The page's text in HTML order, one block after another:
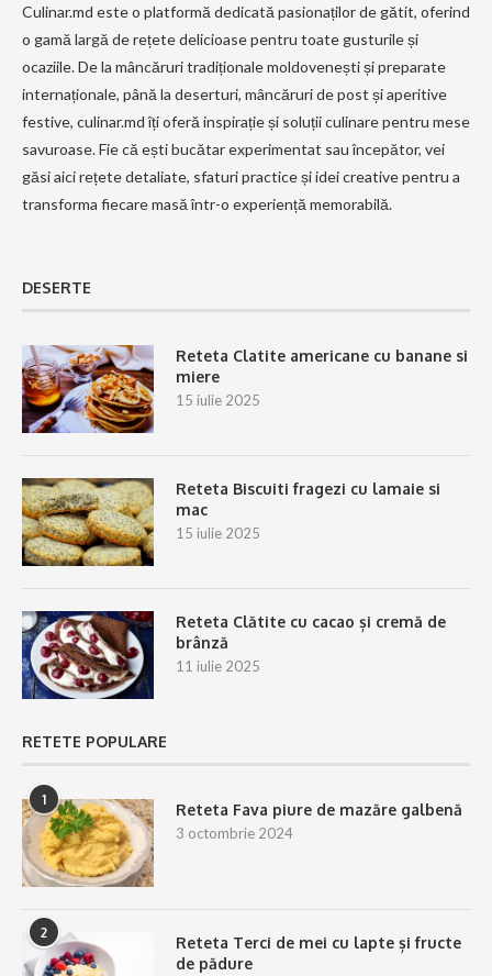
Culinar.md este o platformă dedicată pasionaților de gătit, oferind
o gamă largă de rețete delicioase pentru toate gusturile și
ocaziile. De la mâncăruri tradiționale moldovenești și preparate
internaționale, până la deserturi, mâncăruri de post și aperitive
festive, culinar.md îți oferă inspirație și soluții culinare pentru mese
savuroase. Fie că ești bucătar experimentat sau începător, vei
găsi aici rețete detaliate, sfaturi practice și idei creative pentru a
transforma fiecare masă într-o experiență memorabilă.
DESERTE
Reteta Clatite americane cu banane si
miere
15 iulie 2025
Reteta Biscuiti fragezi cu lamaie si
mac
15 iulie 2025
Reteta Clătite cu cacao și cremă de
brânză
11 iulie 2025
RETETE POPULARE
1
Reteta Fava piure de mazăre galbenă
3 octombrie 2024
2
Reteta Terci de mei cu lapte și fructe
de pădure